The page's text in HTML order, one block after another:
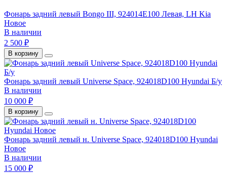
Фонарь задний левый Bongo III, 924014E100 Левая, LH Kia
Новое
В наличии
2 500 ₽
В корзину
Фонарь задний левый Universe Space, 924018D100 Hyundai Б/у
В наличии
10 000 ₽
В корзину
Фонарь задний левый н. Universe Space, 924018D100 Hyundai
Новое
В наличии
15 000 ₽